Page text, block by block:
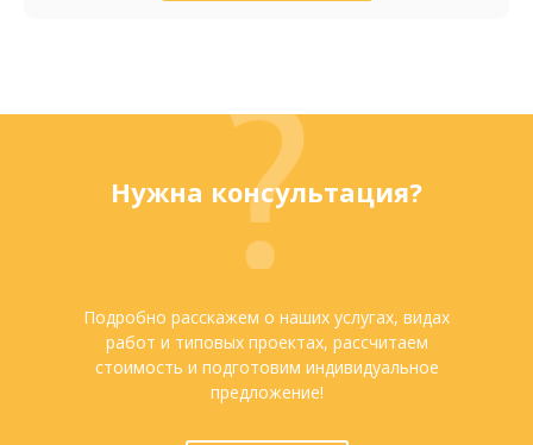
Нужна консультация?
Подробно расскажем о наших услугах, видах
работ и типовых проектах, рассчитаем
стоимость и подготовим индивидуальное
предложение!